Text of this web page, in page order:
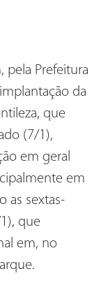
pela Prefeitura
da
que
(7/1),
em geral
em
as sextas-
que
em, no